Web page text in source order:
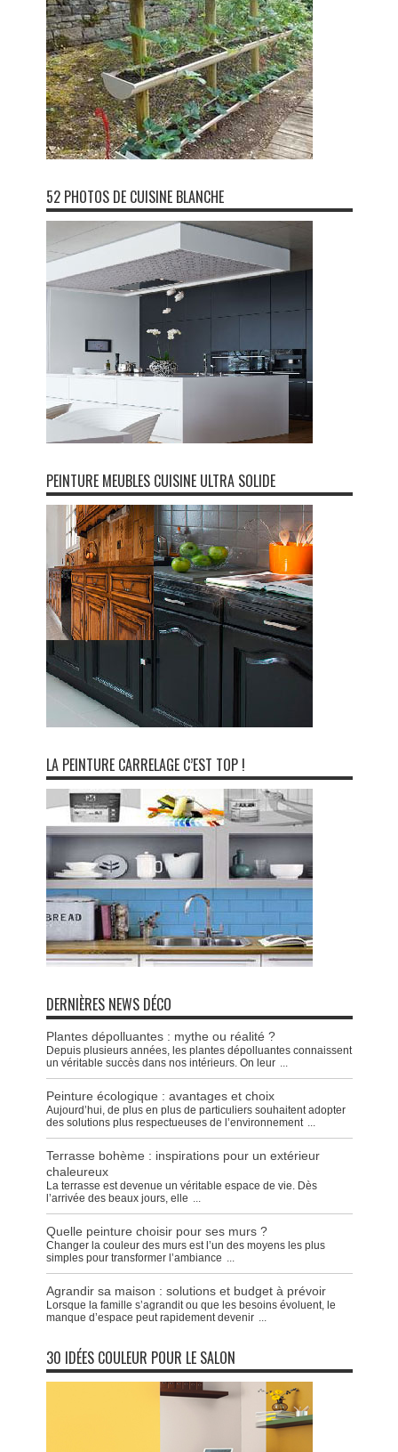
52 PHOTOS DE CUISINE BLANCHE
PEINTURE MEUBLES CUISINE ULTRA SOLIDE
LA PEINTURE CARRELAGE C’EST TOP !
DERNIÈRES NEWS DÉCO
Plantes dépolluantes : mythe ou réalité ?
Depuis plusieurs années, les plantes dépolluantes connaissent
un véritable succès dans nos intérieurs. On leur ...
Peinture écologique : avantages et choix
Aujourd’hui, de plus en plus de particuliers souhaitent adopter
des solutions plus respectueuses de l’environnement ...
Terrasse bohème : inspirations pour un extérieur
chaleureux
La terrasse est devenue un véritable espace de vie. Dès
l’arrivée des beaux jours, elle ...
Quelle peinture choisir pour ses murs ?
Changer la couleur des murs est l’un des moyens les plus
simples pour transformer l’ambiance ...
Agrandir sa maison : solutions et budget à prévoir
Lorsque la famille s’agrandit ou que les besoins évoluent, le
manque d’espace peut rapidement devenir ...
30 IDÉES COULEUR POUR LE SALON